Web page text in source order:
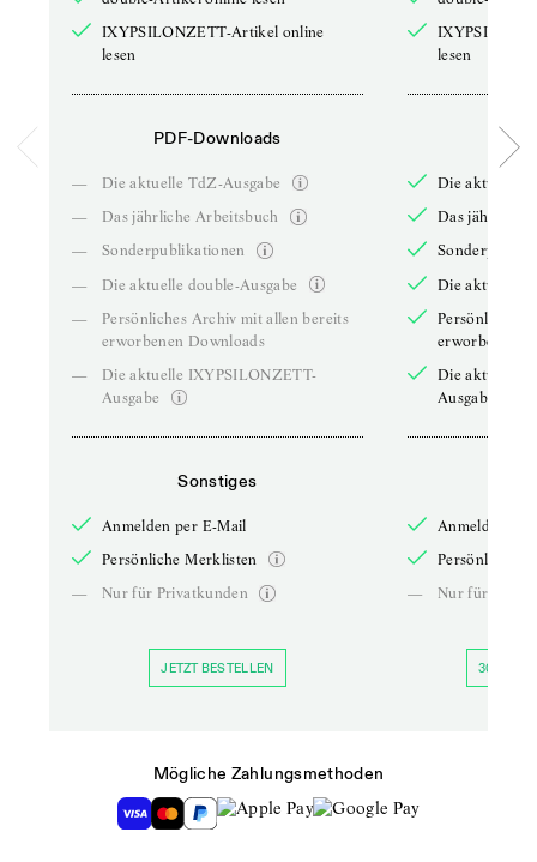
IXYPSILONZETT-Artikel online
lesen
PDF-Downloads
—
Die aktuelle TdZ-Ausgabe
—
Das jährliche Arbeitsbuch
—
Sonderpublikationen
—
Die aktuelle double-Ausgabe
—
Persönliches Archiv mit allen bereits
erworbenen Downloads
—
Die aktuelle IXYPSILONZETT-
Ausgabe
Sonstiges
Anmelden per E-Mail
Persönliche Merklisten
—
Nur für Privatkunden
JETZT BESTELLEN
lesen
Die aktuelle
Das jährliche
Die aktuelle
Persönliches
erworbenen
Die aktuelle
Ausgabe
Anmelden
Persönliche
—
Nur für
30 TAGE
Mögliche Zahlungsmethoden